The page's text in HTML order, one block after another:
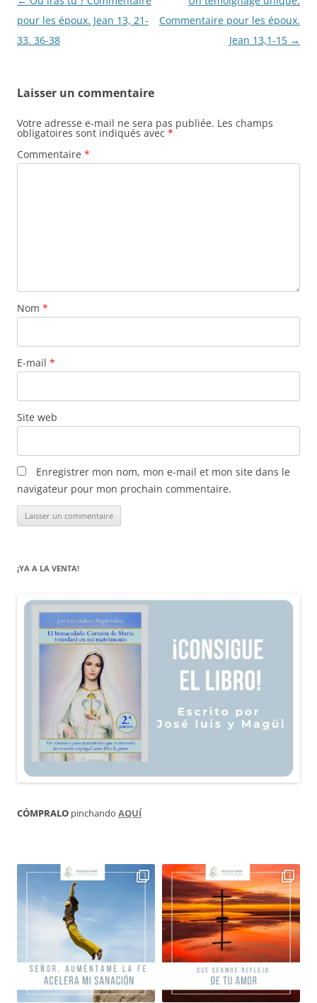
des
articles
pour les époux. Jean 13, 21-
33. 36-38
Commentaire pour les époux.
Jean 13,1-15 →
Laisser un commentaire
Votre adresse e-mail ne sera pas publiée. Les champs
obligatoires sont indiqués avec *
Commentaire *
Nom *
E-mail *
Site web
Enregistrer mon nom, mon e-mail et mon site dans le
navigateur pour mon prochain commentaire.
¡YA A LA VENTA!
CÓMPRALO pinchando AQUÍ